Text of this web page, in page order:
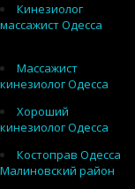
Кинезиолог
массажист Одесса
Массажист
кинезиолог Одесса
Хороший
кинезиолог Одесса
Костоправ Одесса
Малиновский район